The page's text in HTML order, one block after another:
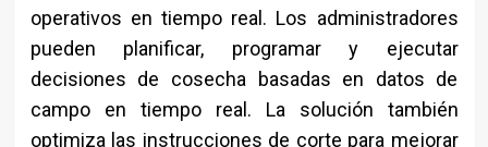
operativos en tiempo real. Los administradores
pueden planificar, programar y ejecutar
decisiones de cosecha basadas en datos de
campo en tiempo real. La solución también
optimiza las instrucciones de corte para mejorar